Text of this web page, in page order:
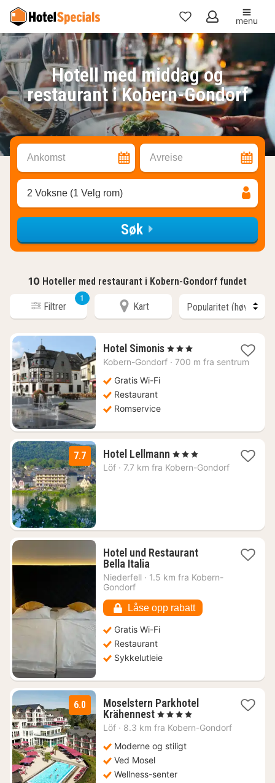
Mine
favoritter
menu
Hotell med middag og
restaurant i Kobern-Gondorf
Ankomst Avreise
2 Voksne (1 Velg rom)
Søk
10 Hoteller med restaurant i Kobern-Gondorf fundet
Filtrer
1
Kart
Hotel Simonis1
natt
, 3 Stjerner
Kobern-Gondorf · 700 m fra sentrum
Gratis Wi-Fi
Restaurant
Romservice
7.7 Hotel Lellmann 2
netter
, 3 Stjerner
Löf · 7.7 km fra Kobern-Gondorf
Hotel und Restaurant
Bella Italia1
natt
kr.
Niederfell · 1.5 km fra Kobern-
Gondorf
Låse opp rabatt
Gratis Wi-Fi
Restaurant
Sykkelutleie
6.0
Moselstern Parkhotel
Krähennest1
natt
2091
, 4 Stjerner
Löf · 8.3 km fra Kobern-Gondorf
Moderne og stiligt
Ved Mosel
Wellness-senter